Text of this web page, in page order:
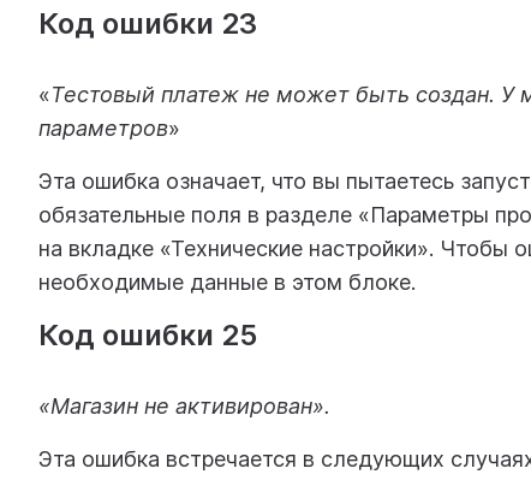
Код ошибки 23
«Тестовый платеж не может быть создан. У
параметров»
Эта ошибка означает, что вы пытаетесь
обязательные поля в разделе «Параметры
на вкладке «Технические настройки». Чтобы
необходимые данные в этом блоке.
Код ошибки 25
«Магазин не активирован».
Эта ошибка встречается в следующих